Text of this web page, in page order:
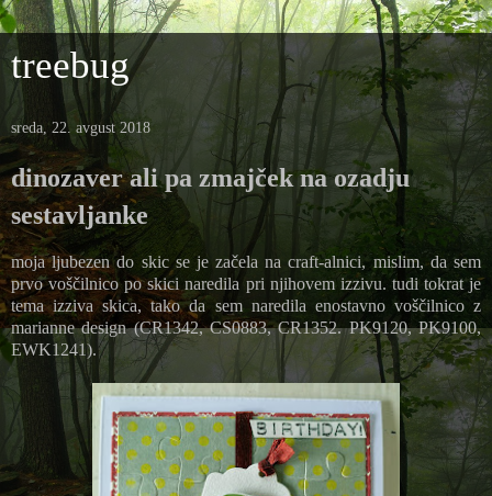
treebug
sreda, 22. avgust 2018
dinozaver ali pa zmajček na ozadju
sestavljanke
moja ljubezen do skic se je začela na craft-alnici, mislim, da sem
prvo voščilnico po skici naredila pri njihovem izzivu. tudi tokrat je
tema izziva skica, tako da sem naredila enostavno voščilnico z
marianne design (CR1342, CS0883, CR1352. PK9120, PK9100,
EWK1241).